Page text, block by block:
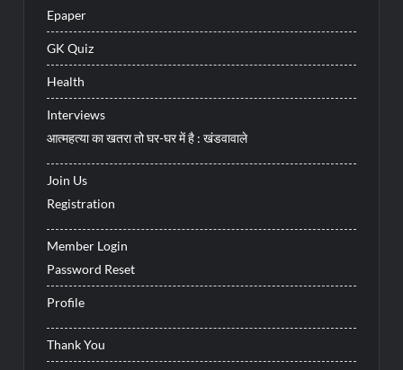
Epaper
GK Quiz
Health
Interviews
आत्महत्या का खतरा तो घर-घर में है : खंडवावाले
Join Us
Registration
Member Login
Password Reset
Profile
Thank You